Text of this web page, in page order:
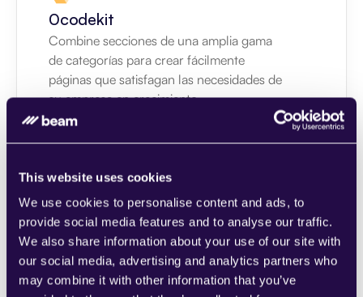
This website uses cookies
We use cookies to personalise content and ads, to
provide social media features and to analyse our traffic.
We also share information about your use of our site with
our social media, advertising and analytics partners who
may combine it with other information that you’ve
0codekit
Combine secciones de una amplia gama
de categorías para crear fácilmente
páginas que satisfagan las necesidades de
su empresa en crecimiento.
Páginas de inicio
1CRM
Combine secciones de una amplia gama